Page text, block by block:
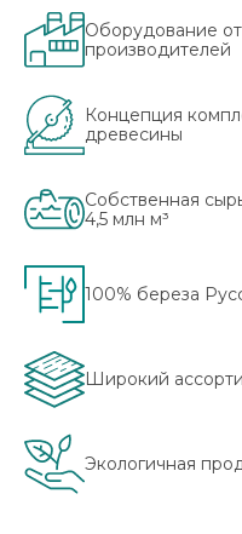
Оборудование
производителей
Концепция
древесины
Собственная
4,5 млн м³
100% береза
Широкий
Экологичная